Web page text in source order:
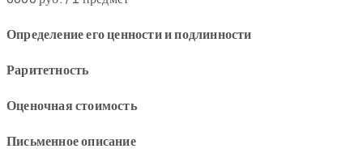
Определение его ценности и подлинности
Раритетность
Оценочная стоимость
Письменное описание